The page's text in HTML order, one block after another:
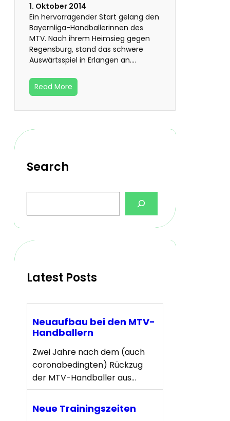
1. Oktober 2014
Ein hervorragender Start gelang den
Bayernliga-Handballerinnen des
MTV. Nach ihrem Heimsieg gegen
Regensburg, stand das schwere
Auswärtsspiel in Erlangen an.…
Read More
Search
a
c
Latest Posts
Neuaufbau bei den MTV-
Handballern
Zwei Jahre nach dem (auch
coronabedingten) Rückzug
der MTV-Handballer aus…
Neue Trainingszeiten